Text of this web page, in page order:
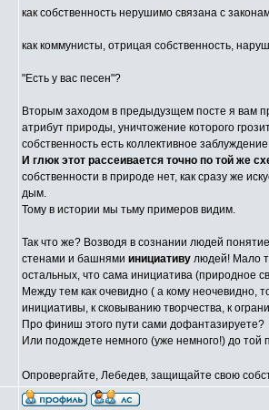
как собственность нерушимо связана с
как коммунисты, отрицая собственность,
"Есть у вас песен"?
Вторым заходом в предыдузщем посте я вам
атрибут природы, уничтожение которого
собственность есть коллективное
И глюк этот рассеивается точно по той же
собственности в природе нет, как сразу же
дым.
Тому в истории мы тьму примеров видим.
Так что же? Возводя в сознании людей
стенами и башнями инициативу людей! Мало
остальных, что сама инициатива (природное
Между тем как очевидно ( а кому неочевидно,
инициативы, к сковыванию творчества, к
Про финиш этого пути сами дофантазируете?
Или подождете немного (уже немного!) до той
Опровергайте, Лебедев, защищайте свою